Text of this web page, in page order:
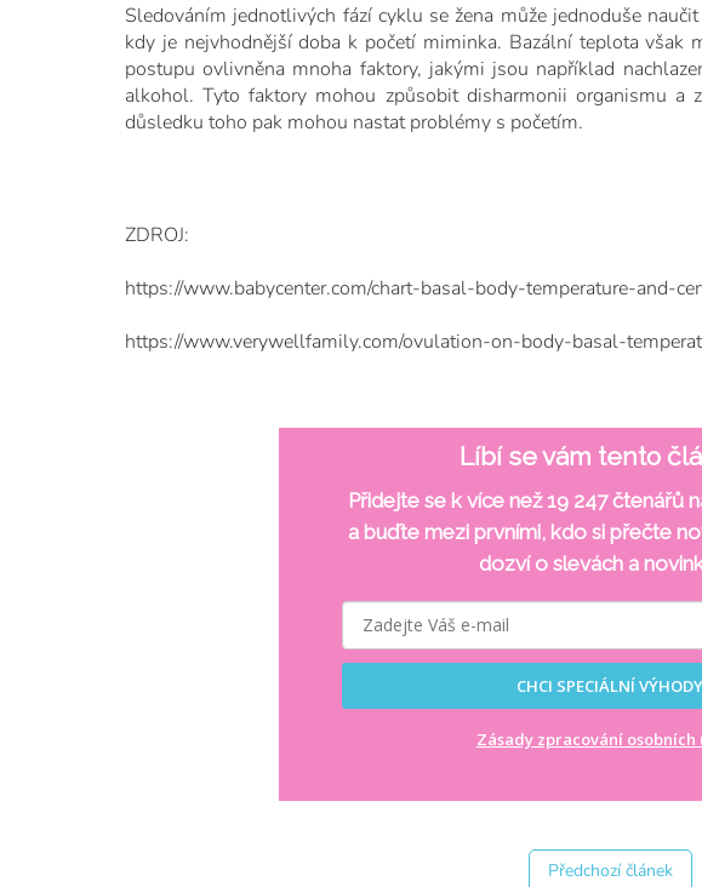
Sledováním jednotlivých fází cyklu se žena může jednoduše
kdy je nejvhodnější doba k početí miminka. Bazální teplota však
postupu ovlivněna mnoha faktory, jakými jsou například
alkohol. Tyto faktory mohou způsobit disharmonii organismu a
důsledku toho pak mohou nastat problémy s početím.
ZDROJ:
https://www.babycenter.com/chart-basal-body-temperature-and-
https://www.verywellfamily.com/ovulation-on-body-basal-
Líbí se vám tento
Přidejte se k více než 19 247čtenářů
a buďte mezi prvními, kdo si přečte
dozví o slevách a
CHCI SPECIÁLNÍ VÝHODY
Zásady zpracování osobních
Předchozí článek